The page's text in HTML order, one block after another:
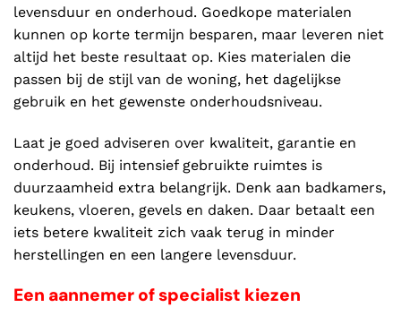
levensduur en onderhoud. Goedkope materialen
kunnen op korte termijn besparen, maar leveren niet
altijd het beste resultaat op. Kies materialen die
passen bij de stijl van de woning, het dagelijkse
gebruik en het gewenste onderhoudsniveau.
Laat je goed adviseren over kwaliteit, garantie en
onderhoud. Bij intensief gebruikte ruimtes is
duurzaamheid extra belangrijk. Denk aan badkamers,
keukens, vloeren, gevels en daken. Daar betaalt een
iets betere kwaliteit zich vaak terug in minder
herstellingen en een langere levensduur.
Een aannemer of specialist kiezen